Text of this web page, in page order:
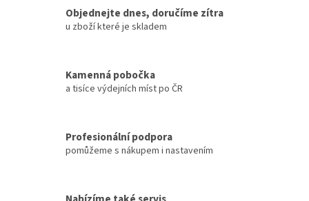
Objednejte dnes, doručíme zítra
u zboží které je skladem
Kamenná pobočka
a tisíce výdejních míst po ČR
Profesionální podpora
pomůžeme s nákupem i nastavením